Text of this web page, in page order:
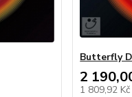
Butterfly
2
1 809,92 Kč